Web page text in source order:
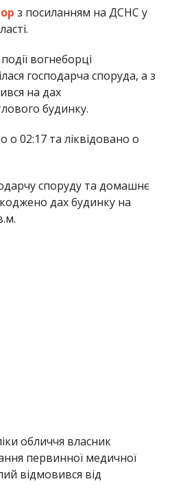
з посиланням на ДСНС у
вогнеборці
господарча споруда, а з
на дах
будинку.
о 02:17 та ліквідовано о
споруду та домашнє
дах будинку на
обличчя власник
первинної медичної
відмовився від